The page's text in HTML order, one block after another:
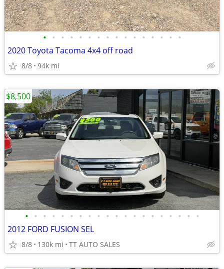
• • • • • • • • • • • • • • • •
2020 Toyota Tacoma 4x4 off road
8/8 94k mi
• • • • • • • • • • • • • • • • • • • •
2012 FORD FUSION SEL
8/8 130k mi TT AUTO SALES
$8,500